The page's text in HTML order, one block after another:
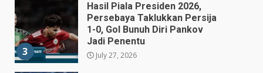
3
Hasil Piala Presiden 2026,
Persebaya Taklukkan Persija
1-0, Gol Bunuh Diri Pankov
Jadi Penentu
July 27, 2026